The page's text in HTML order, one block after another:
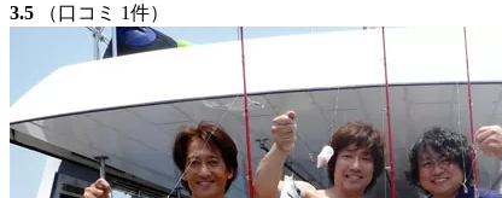
3.5
（口コミ 1件）